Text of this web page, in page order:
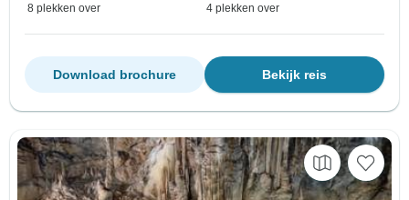
8 plekken over 4 plekken over
Bekijk reis
Download brochure